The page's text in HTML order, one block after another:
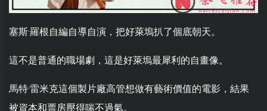
塞斯·羅根自編自導自演，把好萊塢扒了個底朝天。
這不是普通的職場劇，這是好萊塢最犀利的自畫像。
馬特·雷米克這個製片廠高管想做有藝術價值的電影，結果
被資本和票房壓得喘不過氣。